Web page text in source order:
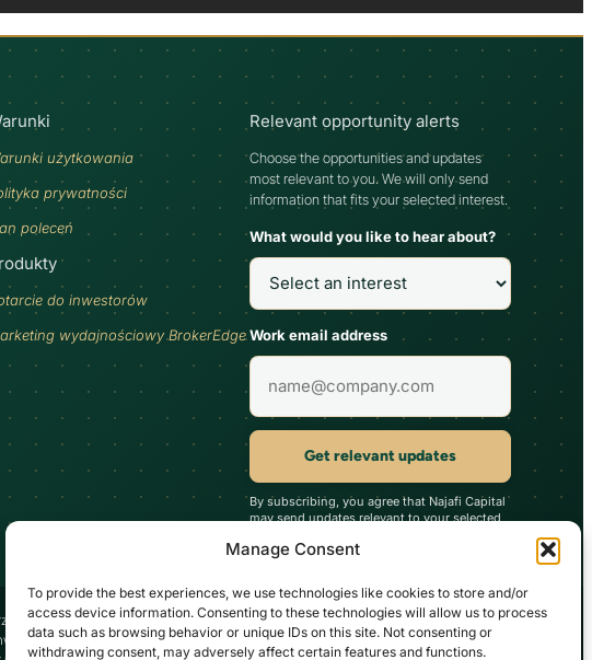
Manage Consent
To provide the best experiences, we use technologies like cookies to store and/or
access device information. Consenting to these technologies will allow us to process
data such as browsing behavior or unique IDs on this site. Not consenting or
withdrawing consent, may adversely affect certain features and functions.
użytkowania
prywatności
poleceń
do inwestorów
wydajnościowy BrokerEdge
Relevant opportunity alerts
Choose the opportunities and updates
most relevant to you. We will only send
information that fits your selected interest.
What would you like to hear about?
Work email address
Get relevant updates
By subscribing, you agree that Najafi Capital
may send updates relevant to your selected
Najafi mają charakter spekulacyjny i nieodłącznie wiążą się ze znacznym ryzykiem.
zachęca się do brania pod rozważanie swojej indywidualnej sytuacji, najlepiej we